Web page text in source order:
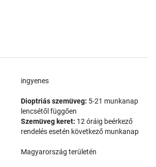
ingyenes
Dioptriás szemüveg: 5-21 munkanap
lencsétől függően
Szemüveg keret: 12 óráig beérkező
rendelés esetén következő munkanap
Magyarország területén